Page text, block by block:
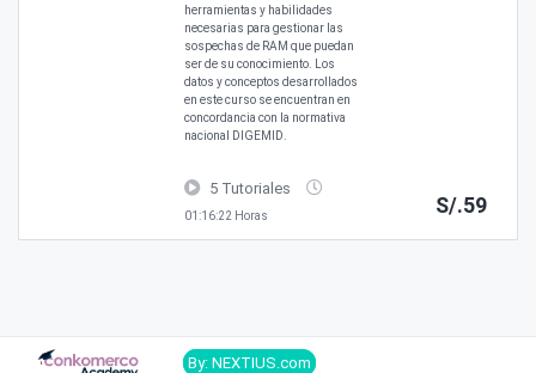
herramientas y habilidades
necesarias para gestionar las
sospechas de RAM que puedan
ser de su conocimiento. Los
datos y conceptos desarrollados
en este curso se encuentran en
concordancia con la normativa
nacional DIGEMID.
5 Tutoriales
01:16:22 Horas S/.59
By: NEXTIUS.com